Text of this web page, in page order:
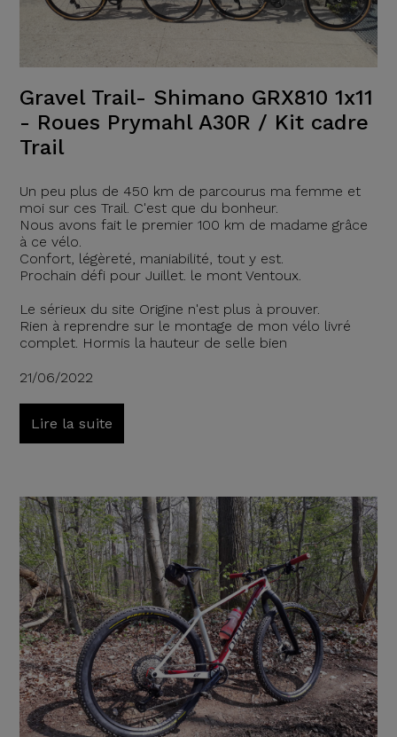
Gravel Trail- Shimano GRX810 1x11
- Roues Prymahl A30R / Kit cadre
Trail
Un peu plus de 450 km de parcourus ma femme et
moi sur ces Trail. C'est que du bonheur.
Nous avons fait le premier 100 km de madame grâce
à ce vélo.
Confort, légèreté, maniabilité, tout y est.
Prochain défi pour Juillet. le mont Ventoux.
Le sérieux du site Origine n'est plus à prouver.
Rien à reprendre sur le montage de mon vélo livré
complet. Hormis la hauteur de selle bien
21/06/2022
Lire la suite